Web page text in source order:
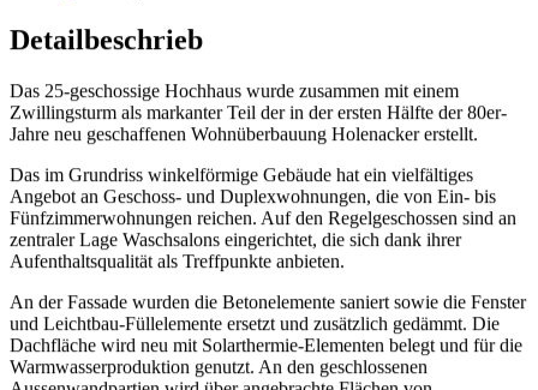
Detailbeschrieb
Das 25-geschossige Hochhaus wurde zusammen mit einem
Zwillingsturm als markanter Teil der in der ersten Hälfte der 80er-
Jahre neu geschaffenen Wohnüberbauung Holenacker erstellt.
Das im Grundriss winkelförmige Gebäude hat ein vielfältiges
Angebot an Geschoss- und Duplexwohnungen, die von Ein- bis
Fünfzimmerwohnungen reichen. Auf den Regelgeschossen sind an
zentraler Lage Waschsalons eingerichtet, die sich dank ihrer
Aufenthaltsqualität als Treffpunkte anbieten.
An der Fassade wurden die Betonelemente saniert sowie die Fenster
und Leichtbau-Füllelemente ersetzt und zusätzlich gedämmt. Die
Dachfläche wird neu mit Solarthermie-Elementen belegt und für die
Warmwasserproduktion genutzt. An den geschlossenen